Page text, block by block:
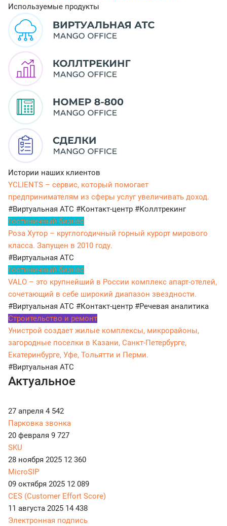
Используемые продукты
Истории наших клиентов
YCLIENTS – сервис, который помогает
предпринимателям из сферы услуг увеличивать доход.
#Виртуальная АТС #Контакт-центр #Коллтрекинг
Гостиничный бизнес
Роза Хутор – круглогодичный горный курорт мирового
класса. Запущен в 2010 году.
#Виртуальная АТС
Гостиничный бизнес
VALO – это крупнейший в России комплекс апарт-отелей,
сочетающий в себе широкий диапазон звездности.
#Виртуальная АТС #Контакт-центр #Речевая аналитика
Строительство и ремонт
Унистрой создает жилые комплексы, микрорайоны,
загородные поселки в Казани, Санкт-Петербурге,
Екатеринбурге, Уфе, Тольятти и Перми.
#Виртуальная АТС
Актуальное
27 апреля 4 542
Парковка звонка
20 февраля 9 727
SKU
28 ноября 2025 12 360
MicroSIP
09 октября 2025 12 089
CES (Customer Effort Score)
11 августа 2025 14 438
Электронная подпись